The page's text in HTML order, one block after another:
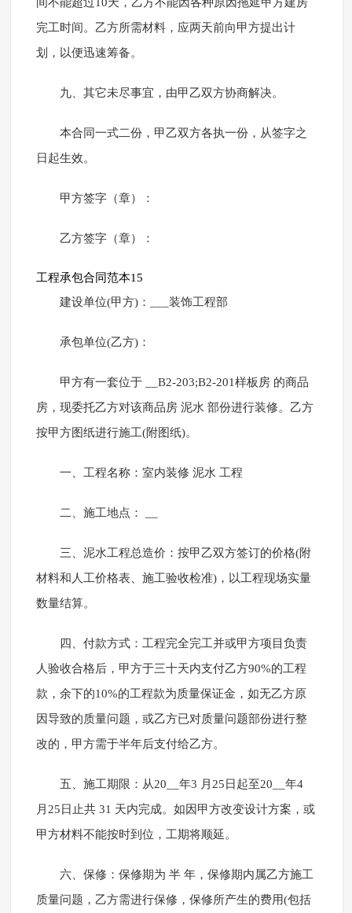
完工时间。乙方所需材料，应两天前向甲方提出计
划，以便迅速筹备。
九、其它未尽事宜，由甲乙双方协商解决。
本合同一式二份，甲乙双方各执一份，从签字之
日起生效。
甲方签字（章）：
乙方签字（章）：
工程承包合同范本15
建设单位(甲方)：___装饰工程部
承包单位(乙方)：
甲方有一套位于 __B2-203;B2-201样板房 的商品
房，现委托乙方对该商品房 泥水 部份进行装修。乙方
按甲方图纸进行施工(附图纸)。
一、工程名称：室内装修 泥水 工程
二、施工地点： __
三、泥水工程总造价：按甲乙双方签订的价格(附
材料和人工价格表、施工验收检准)，以工程现场实量
数量结算。
四、付款方式：工程完全完工并或甲方项目负责
人验收合格后，甲方于三十天内支付乙方90%的工程
款，余下的10%的工程款为质量保证金，如无乙方原
因导致的质量问题，或乙方已对质量问题部份进行整
改的，甲方需于半年后支付给乙方。
五、施工期限：从20__年3 月25日起至20__年4
月25日止共 31 天内完成。如因甲方改变设计方案，或
甲方材料不能按时到位，工期将顺延。
六、保修：保修期为 半 年，保修期内属乙方施工
质量问题，乙方需进行保修，保修所产生的费用(包括